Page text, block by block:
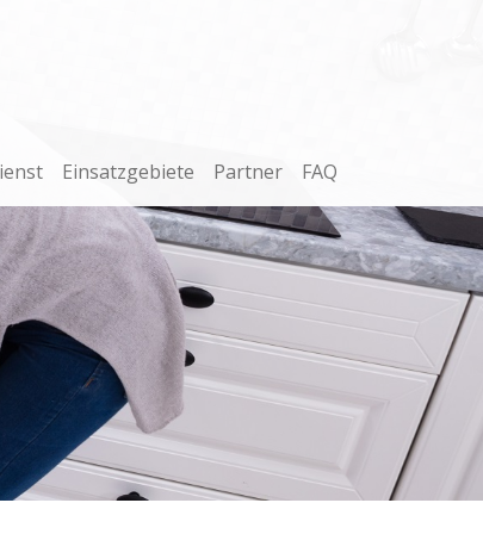
Einsatzgebiete Partner FAQ